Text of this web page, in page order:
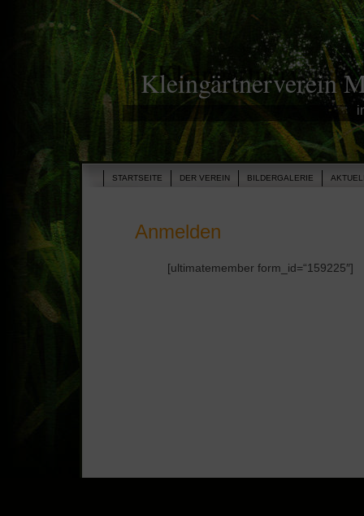
Kleingärtnerverein
STARTSEITE DER VEREIN BILDERGALERIE
Anmelden
[ultimatemember form_id=“159225″]